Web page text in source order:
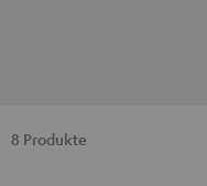
8 Produkte